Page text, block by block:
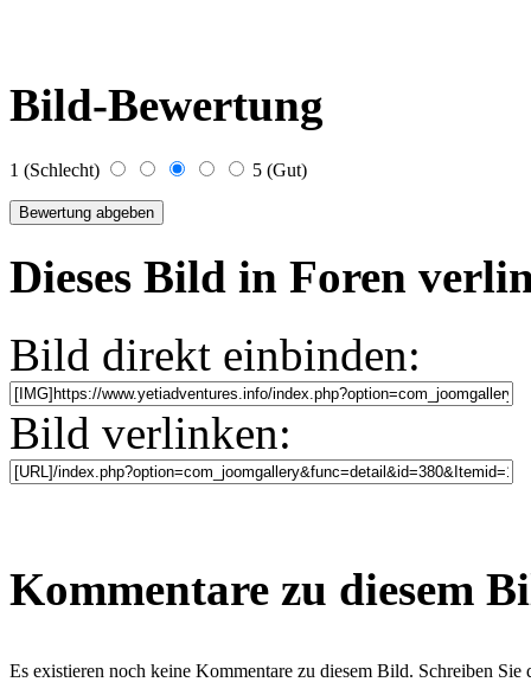
Bild-Bewertung
1 (Schlecht) 5 (Gut)
Dieses Bild in Foren
Bild direkt einbinden:
Bild verlinken:
Kommentare zu diesem
Es existieren noch keine Kommentare zu diesem Bild. Schreiben Sie